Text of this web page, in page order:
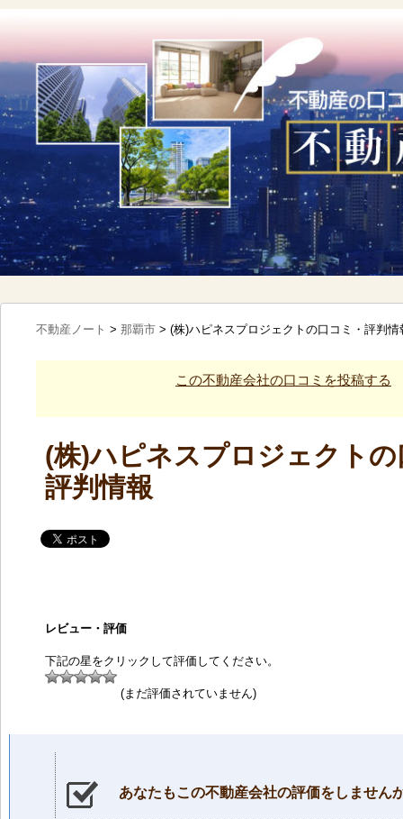
不動産ノート > 那覇市 > (株)ハピネスプロジェクトの口コミ・評判情
この不動産会社の口コミを投稿する
(株)ハピネスプロジェクト
評判情報
レビュー・評価
下記の星をクリックして評価してください。
(まだ評価されていません)
あなたもこの不動産会社の評価をしません